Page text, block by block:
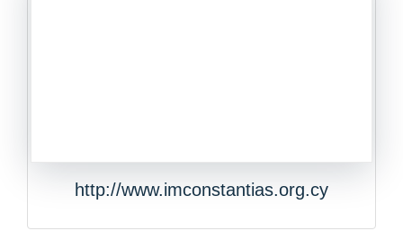
http://www.imconstantias.org.cy